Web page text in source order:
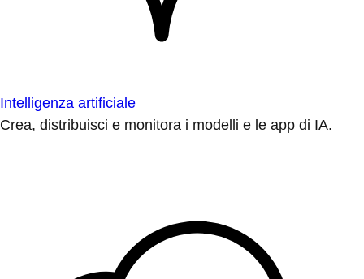
Intelligenza artificiale
Crea, distribuisci e monitora i modelli e le app di IA.